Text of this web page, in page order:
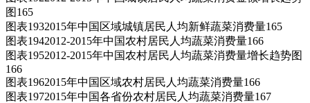
图165
图表1932015年中国区域城镇居民人均新鲜蔬菜消费量165
图表1942012-2015年中国农村居民人均蔬菜消费量166
图表1952012-2015年中国农村居民人均蔬菜消费量增长趋势图
166
图表1962015年中国区域农村居民人均蔬菜消费量166
图表1972015年中国各省份农村居民人均蔬菜消费量167